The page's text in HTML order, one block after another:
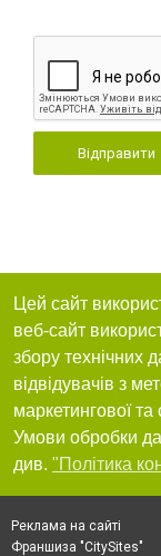
Відправити
Цей сайт
веб-сайт
збору технічних
відвідувачів з
маркетингової та
Умови обробки
див. "Політика
Реклама на сайті
Франшиза "CitySites"